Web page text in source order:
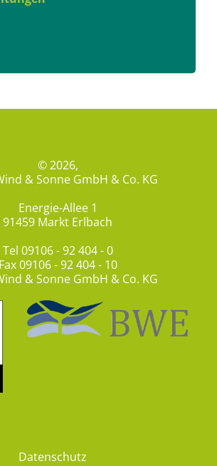
© 2026,
& Sonne GmbH & Co. KG
Energie-Allee 1
91459 Markt Erlbach
Tel 09106 - 92 404 - 0
Fax 09106 - 92 404 - 10
& Sonne GmbH & Co. KG
Datenschutz